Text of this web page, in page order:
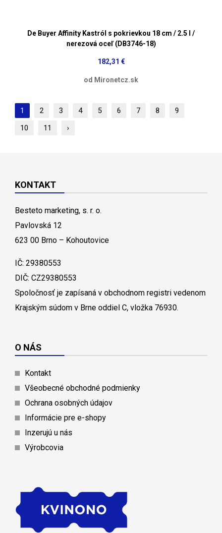
De Buyer Affinity Kastról s pokrievkou 18 cm / 2.5 l /
nerezová oceľ (DB3746-18)
182,31 €
od Mironetcz.sk
1 2 3 4 5 6 7 8
9
10
11 ›
KONTAKT
Besteto marketing, s. r. o.
Pavlovská 12
623 00 Brno – Kohoutovice
IČ: 29380553
DIČ: CZ29380553
Spoločnosť je zapísaná v obchodnom registri vedenom
Krajským súdom v Brne oddiel C, vložka 76930.
O NÁS
Kontakt
Všeobecné obchodné podmienky
Ochrana osobných údajov
Informácie pre e-shopy
Inzerujú u nás
Výrobcovia